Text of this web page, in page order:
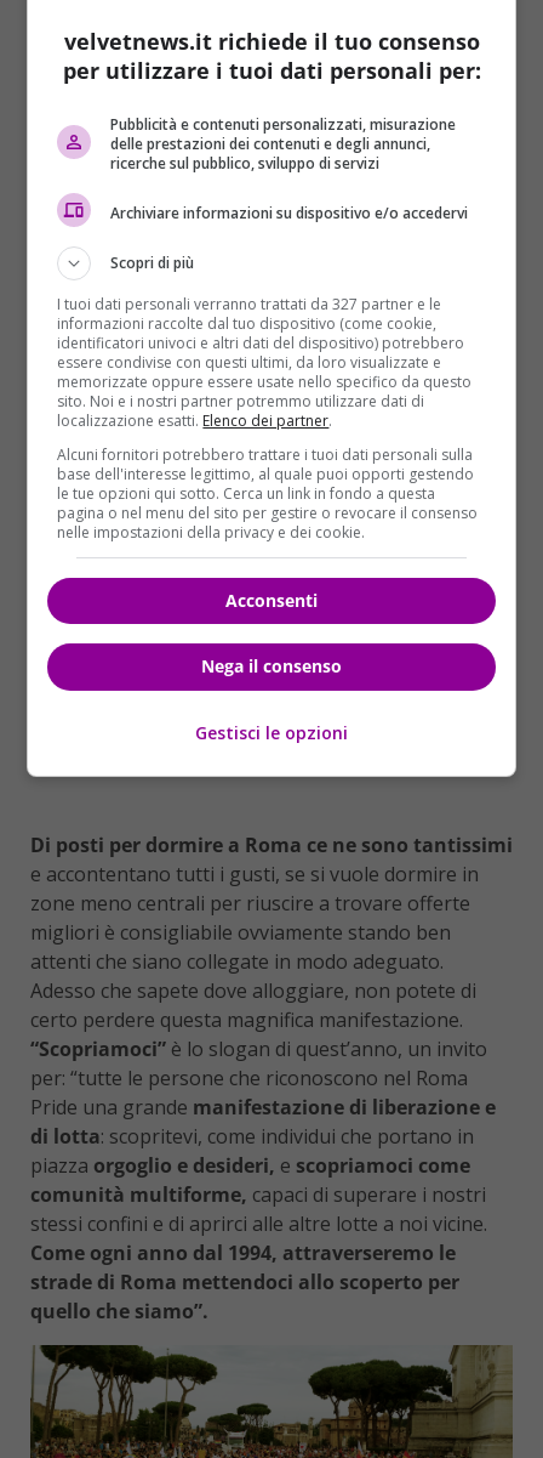
accogliente è ilB&B Roma Mansion.La quarta tappa è
Piazza dell’Esquilino e quintaVia Liberiana . La
sesta sosta sarà
Piazza Santa Maria Maggiore,
cui anche qui troviamo una vastità diB&B ed Hotels
più meno alla portata di tutti, come:lo Stargate, il
Fiorenza o il Maziah Inn
Merulana,
in cui troviamo anche qui
ed i prezzi si aggirano sempre sui 50 euro a notte:
Grand Hotel Piemonte, Basilica Square, Family House
ecc… L’ottavo punto èVia Labicana,dove anche qui
troviamo una vasta scelta di B&B, dopo si prosegue
fino ad arrivare aPiazza del Colosseo, e in seguito a
Largo Corrado Riccifino a concludere la parata in
Piazza della Madonna di Loreto
Di posti per dormire a Roma ce ne sono tantissimi
e accontentano tutti i gusti, se si vuole dormire in
zone meno centrali per riuscire a trovare offerte
migliori è consigliabile ovviamente stando ben
attenti che siano collegate in modo adeguato.
Adesso che sapete dove alloggiare, non potete di
certo perdere questa magnifica manifestazione.
“Scopriamoci” è lo slogan di quest’anno, un invito
per: “tutte le persone che riconoscono nel Roma
Pride una grande manifestazione di liberazione e
di lotta: scopritevi, come individui che portano in
piazza orgoglio e desideri, e scopriamoci come
comunità multiforme, capaci di superare i nostri
stessi confini e di aprirci alle altre lotte a noi vicine.
Come ogni anno dal 1994, attraverseremo le
strade di Roma mettendoci allo scoperto per
quello che siamo”.
velvetnews.it richiede il tuo consenso
per utilizzare i tuoi dati personali per:
Pubblicità e contenuti personalizzati, misurazione
delle prestazioni dei contenuti e degli annunci,
ricerche sul pubblico, sviluppo di servizi
Archiviare informazioni su dispositivo e/o accedervi
Scopri di più
I tuoi dati personali verranno trattati da 327 partner e le
informazioni raccolte dal tuo dispositivo (come cookie,
identificatori univoci e altri dati del dispositivo) potrebbero
essere condivise con questi ultimi, da loro visualizzate e
memorizzate oppure essere usate nello specifico da questo
sito. Noi e i nostri partner potremmo utilizzare dati di
localizzazione esatti. Elenco dei partner.
Alcuni fornitori potrebbero trattare i tuoi dati personali sulla
base dell'interesse legittimo, al quale puoi opporti gestendo
le tue opzioni qui sotto. Cerca un link in fondo a questa
pagina o nel menu del sito per gestire o revocare il consenso
nelle impostazioni della privacy e dei cookie.
Acconsenti
Nega il consenso
Gestisci le opzioni